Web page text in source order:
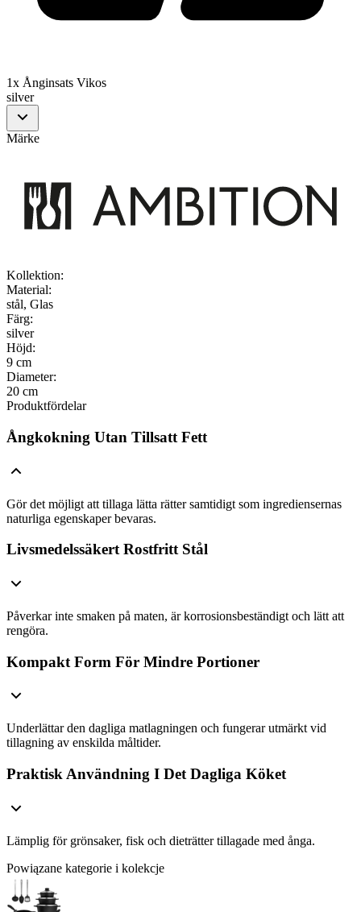
1x Ånginsats Vikos
silver
Märke
Kollektion:
Material:
stål, Glas
Färg:
silver
Höjd:
9 cm
Diameter:
20 cm
Produktfördelar
Ångkokning Utan Tillsatt Fett
Gör det möjligt att tillaga lätta rätter samtidigt som ingrediensernas
naturliga egenskaper bevaras.
Livsmedelssäkert Rostfritt Stål
Påverkar inte smaken på maten, är korrosionsbeständigt och lätt att
rengöra.
Kompakt Form För Mindre Portioner
Underlättar den dagliga matlagningen och fungerar utmärkt vid
tillagning av enskilda måltider.
Praktisk Användning I Det Dagliga Köket
Lämplig för grönsaker, fisk och dieträtter tillagade med ånga.
Powiązane kategorie i kolekcje